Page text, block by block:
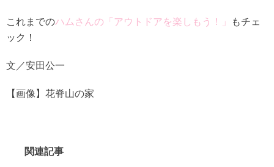
これまでのハムさんの「アウトドアを楽しもう！」
もチェ
ック！
文／安田公一
【画像】花脊山の家
関連記事